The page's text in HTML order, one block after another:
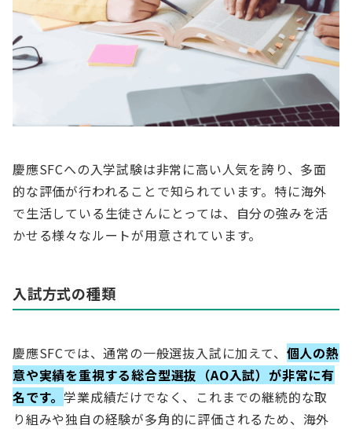
慶應SFCへの入学試験は非常に高い人気を誇り、多面
的な評価が行われることで知られています。特に海外
で生活している生徒さんにとっては、自分の強みを活
かせる様々なルートが用意されています。
入試方式の種類
慶應SFCでは、通常の一般選抜入試に加えて、 個人の熱
意や実績を重視する総合型選抜（AO入試）が非常に有
名です。学業成績だけでなく、これまでの継続的な取
り組みや独自の経験が多角的に評価されるため、海外